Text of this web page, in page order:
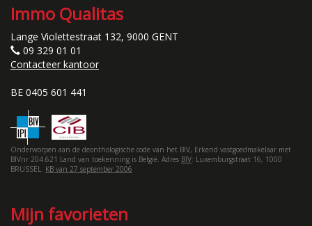
Immo Qualitas
Lange Violettestraat 132, 9000 GENT
09 329 01 01
Contacteer kantoor
BE 0405 601 441
Onderworpen aan de deonthologische code van het BIV, Erkend vastgoedmakelaar met
BIVnr 204.621 Land van toekenning is België. Adres BIV: Luxemburgstraat 16, 1000
BRUSSEL. KB van 27 september 2006
Mijn favorieten